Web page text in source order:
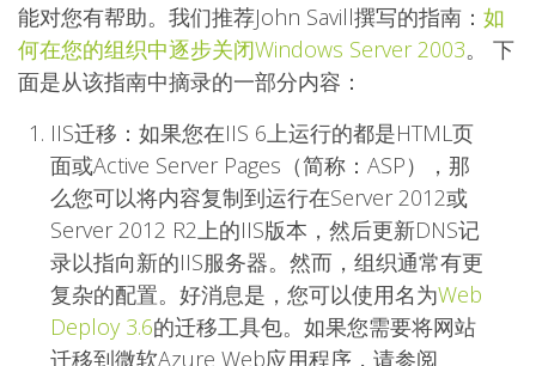
能对您有帮助。我们推荐John Savill撰写的指南： 如
何在您的组织中逐步关闭Windows Server 2003。 下
面是从该指南中摘录的一部分内容：
IIS迁移：如果您在IIS 6上运行的都是HTML页
面或Active Server Pages（简称：ASP），那
么您可以将内容复制到运行在Server 2012或
Server 2012 R2上的IIS版本，然后更新DNS记
录以指向新的IIS服务器。然而，组织通常有更
复杂的配置。好消息是，您可以使用名为Web
Deploy 3.6的迁移工具包。如果您需要将网站
迁移到微软Azure Web应用程序，请参阅